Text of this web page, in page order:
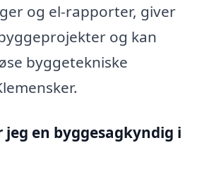
og el-rapporter, giver
og kan
byggetekniske
en byggesagkyndig i